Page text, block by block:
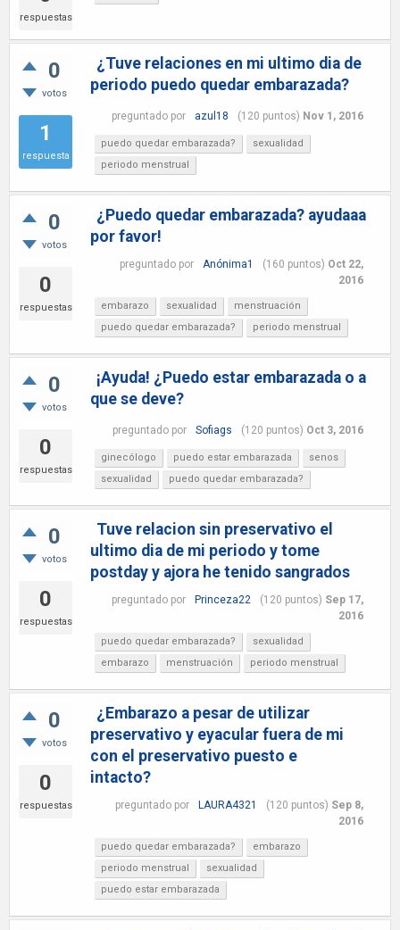
respuestas
0
votos
1
respuesta
¿Tuve relaciones en mi ultimo dia de
periodo puedo quedar embarazada?
preguntado por azul18 (120 puntos) Nov 1, 2016
puedo quedar embarazada?
sexualidad
periodo menstrual
0
votos
0
respuestas
¿Puedo quedar embarazada? ayudaaa
por favor!
preguntado por Anónima1 (160 puntos) Oct 22,
2016
embarazo sexualidad
menstruación
puedo quedar embarazada?
periodo menstrual
0
votos
0
respuestas
¡Ayuda! ¿Puedo estar embarazada o a
que se deve?
preguntado por Sofiags (120 puntos) Oct 3, 2016
ginecólogo puedo estar embarazada
senos
sexualidad
puedo quedar embarazada?
0
votos
0
respuestas
Tuve relacion sin preservativo el
ultimo dia de mi periodo y tome
postday y ajora he tenido sangrados
preguntado por Princeza22 (120 puntos) Sep 17,
2016
puedo quedar embarazada?
sexualidad
embarazo
menstruación periodo menstrual
0
votos
0
respuestas
¿Embarazo a pesar de utilizar
preservativo y eyacular fuera de mi
con el preservativo puesto e
intacto?
preguntado por LAURA4321 (120 puntos) Sep 8,
2016
puedo quedar embarazada?
embarazo
periodo menstrual
sexualidad
puedo estar embarazada